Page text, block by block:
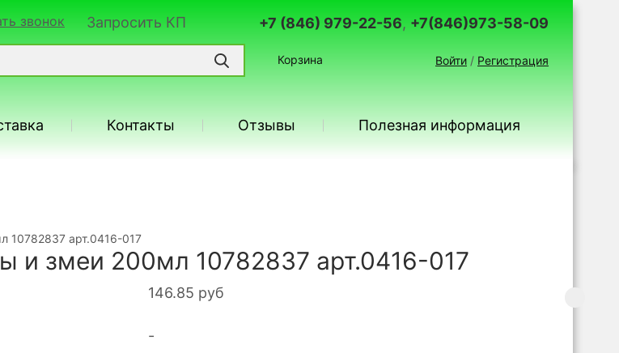
звонок Запросить КП +7 (846) 979-22-56, +7(846)973-58-09
Корзина Войти / Регистрация
Контакты Отзывы Полезная информация
10782837 арт.0416-017
и змеи 200мл 10782837 арт.0416-017
146.85 руб
-